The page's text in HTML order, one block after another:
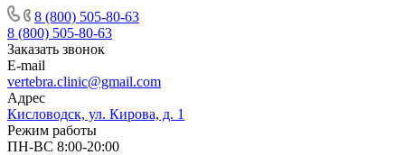
8 (800) 505-80-63
8 (800) 505-80-63
Заказать звонок
E-mail
vertebra.clinic@gmail.com
Адрес
Кисловодск, ул. Кирова, д. 1
Режим работы
ПН-ВС 8:00-20:00